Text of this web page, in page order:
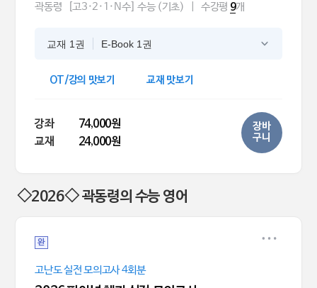
곽동령 [고3·2·1·N수] 수능 (기초) 수강평 9개
교재 1권 E-Book 1권
OT/강의 맛보기 교재 맛보기
강좌
74,000원
교재
24,000원
장바
구니
◇2026◇ 곽동령의 수능 영어
완
고난도 실전 모의고사 4회분